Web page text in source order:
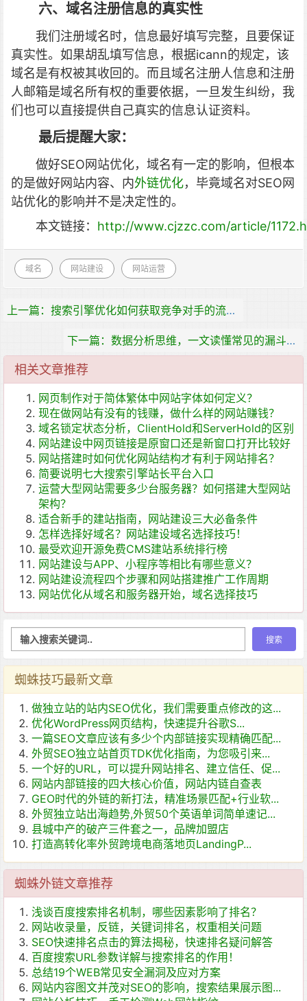
六、域名注册信息的真实性
我们注册域名时，信息最好填写完整，且要保证
真实性。如果胡乱填写信息，根据icann的规定，该
域名是有权被其收回的。 而且域名注册人信息和注册
人邮箱是域名所有权的重要依据，一旦发生纠纷，我
们也可以直接提供自己真实的信息认证资料。
最后提醒大家：
做好SEO网站优化，域名有一定的影响，但根本
的是做好网站内容、内外链优化，毕竟域名对SEO网
站优化的影响并不是决定性的。
本文链接： http://www.cjzzc.com/article/
域名 网站建设 网站运营
上一篇：搜索引擎优化如何获取竞争对手的流量，​SERP是什么意思？
下一篇：数据分析思维，一文读懂常见的漏斗模型
相关文章推荐
网页制作对于简体繁体中网站字体如何定义？
现在做网站有没有的钱赚，做什么样的网站赚钱？
域名锁定状态分析，ClientHold和ServerHold的区别
网站建设中网页链接是原窗口还是新窗口打开比较好
网站搭建时如何优化网站结构才有利于网站排名？
简要说明七大搜索引擎站长平台入口
运营大型网站需要多少台服务器？如何搭建大型网站
架构？
适合新手的建站指南，网站建设三大必备条件
怎样选择好域名？网站建设域名选择技巧！
最受欢迎开源免费CMS建站系统排行榜
网站建设与APP、小程序等相比有哪些意义？
网站建设流程四个步骤和网站搭建推广工作周期
网站优化从域名和服务器开始，域名选择技巧
蜘蛛技巧最新文章
做独立站的站内SEO优化，我们需要重点修改的这...
优化WordPress网页结构，快速提升谷歌S...
一篇SEO文章应该有多少个内部链接实现精确匹配...
外贸SEO独立站首页TDK优化指南，为您吸引来...
一个好的URL，可以提升网站排名、建立信任、促...
网站内部链接的四大核心价值，网站内链自查表
GEO时代的外链的新打法，精准场景匹配+行业软...
外贸独立站出海趋势,外贸50个英语单词简单速记...
县城中产的破产三件套之一，品牌加盟店
打造高转化率外贸跨境电商落地页LandingP...
蜘蛛外链文章推荐
浅谈百度搜索排名机制，哪些因素影响了排名？
网站收录量，反链，关键词排名，权重相关问题
SEO快速排名点击的算法揭秘，快速排名疑问解答
百度搜索URL参数详解与搜索排名的作用！
总结19个WEB常见安全漏洞及应对方案
网站内容图文并茂对SEO的影响，搜索结果展示图...